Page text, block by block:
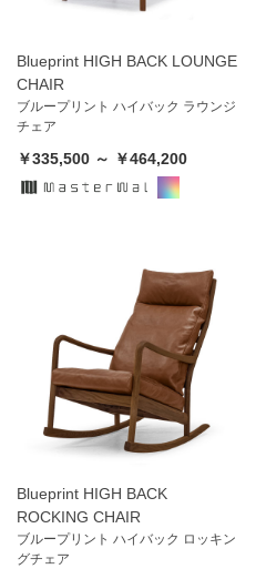
Blueprint HIGH BACK LOUNGE
CHAIR
ブループリント ハイバック ラウンジ
チェア
￥335,500 ～ ￥464,200
Blueprint HIGH BACK
ROCKING CHAIR
ブループリント ハイバック ロッキン
グチェア